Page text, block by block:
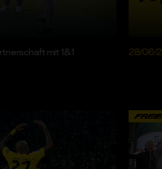
mit 1&1 28/06/